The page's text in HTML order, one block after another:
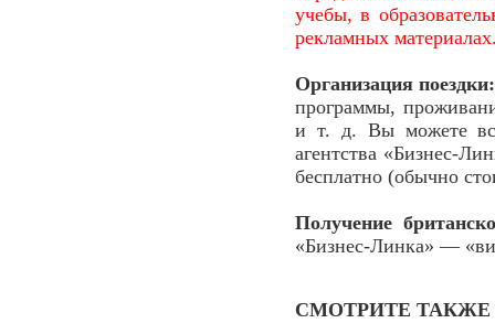
учебы, в
рекламных
Организация поездки:
программы,
и т. д. Вы можете все
агентства «Бизнес-
бесплатно (обычно
Получение
«Бизнес-Линка» —
СМОТРИТЕ ТАКЖЕ